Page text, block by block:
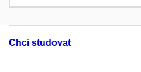
Chci studovat